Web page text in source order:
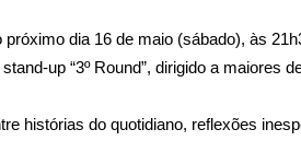
próximo dia 16 de maio (sábado), às
stand-up “3º Round”, dirigido a maiores
histórias do quotidiano, reflexões